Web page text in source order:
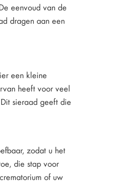
eenvoud van de
dragen aan een
een kleine
heeft voor veel
sieraad geeft die
zodat u het
die stap voor
of uw